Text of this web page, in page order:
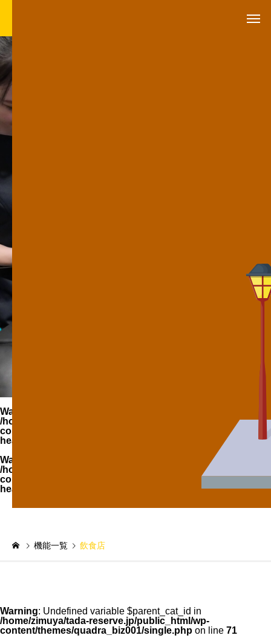
Warning
/home/zimuya/tada-reserve.jp/public_html/wp-
content/themes/quadra_biz001/template-parts/page-
header-title.php
Warning
/home/zimuya/tada-reserve.jp/public_html/wp-
content/themes/quadra_biz001/template-parts/page-
header-title.php
機能一覧 飲食店
Warning: Undefined variable $parent_cat_id in
/home/zimuya/tada-reserve.jp/public_html/wp-
content/themes/quadra_biz001/single.php on line 71